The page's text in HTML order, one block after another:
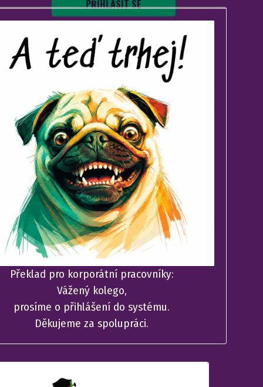
PŘIHLÁSIT SE
Zapomenuté heslo?
Zapomenuté jméno?
Vytvořit účet
Překlad pro korporátní pracovníky:
Vážený kolego,
prosíme o přihlášení do systému.
Děkujeme za spolupráci.